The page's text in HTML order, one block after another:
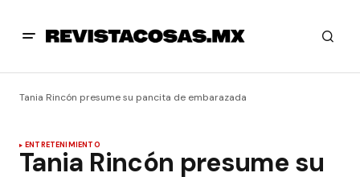
Tania Rincón presume su pancita de embarazada
ENTRETENIMIENTO
Tania Rincón presume su